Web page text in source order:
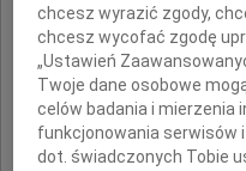
chcesz wyrazić zgody,
chcesz wycofać zgodę
„Ustawień
Twoje dane osobowe
celów badania i
funkcjonowania serwisów
dot. świadczonych Tobie